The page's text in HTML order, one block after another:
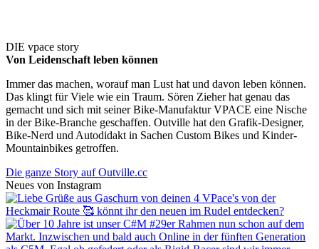
DIE vpace story
Von Leidenschaft leben können
Immer das machen, worauf man Lust hat und davon leben können.
Das klingt für Viele wie ein Traum. Sören Zieher hat genau das
gemacht und sich mit seiner Bike-Manufaktur VPACE eine Nische
in der Bike-Branche geschaffen. Outville hat den Grafik-Designer,
Bike-Nerd und Autodidakt in Sachen Custom Bikes und Kinder-
Mountainbikes getroffen.
Die ganze Story auf Outville.cc
Neues von Instagram